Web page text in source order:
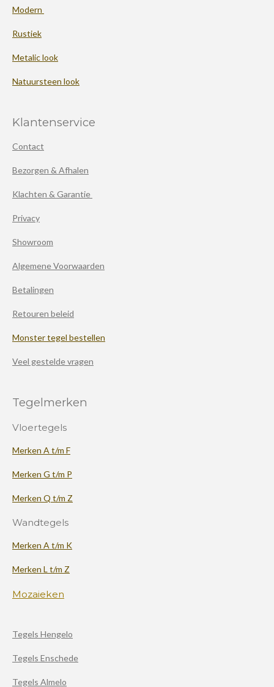
Modern
Rustiek
Metalic look
Natuursteen look
Klantenservice
Contact
Bezorgen & Afhalen
Klachten & Garantie
Privacy
Showroom
Algemene Voorwaarden
Betalingen
Retouren beleid
Monster tegel bestellen
Veel gestelde vragen
Tegelmerken
Vloertegels
Merken A t/m F
Merken G t/m P
Merken Q t/m Z
Wandtegels
Merken A t/m K
Merken L t/m Z
Mozaieken
Tegels Hengelo
Tegels Enschede
Tegels Almelo